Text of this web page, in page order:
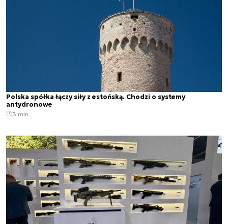
Polska spółka łączy siły z estońską. Chodzi o systemy
antydronowe
3 min.